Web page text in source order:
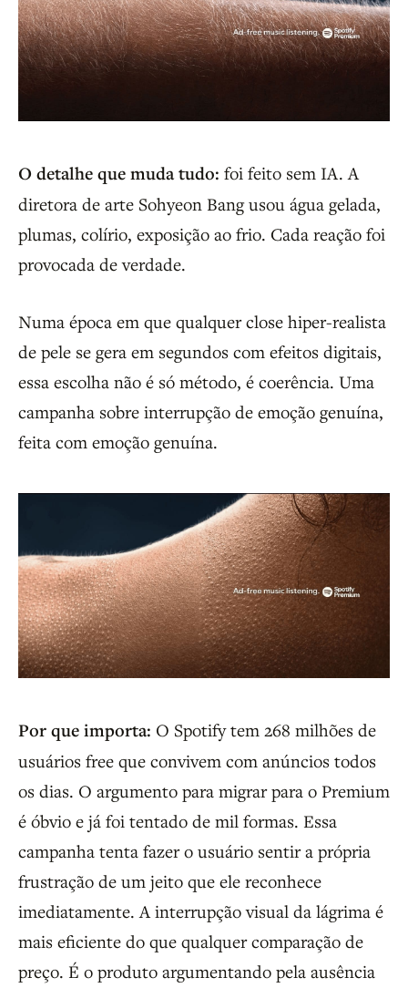
O detalhe que muda tudo: foi feito sem IA. A
diretora de arte Sohyeon Bang usou água gelada,
plumas, colírio, exposição ao frio. Cada reação foi
provocada de verdade.
Numa época em que qualquer close hiper-realista
de pele se gera em segundos com efeitos digitais,
essa escolha não é só método, é coerência. Uma
campanha sobre interrupção de emoção genuína,
feita com emoção genuína.
Por que importa: O Spotify tem 268 milhões de
usuários free que convivem com anúncios todos
os dias. O argumento para migrar para o Premium
é óbvio e já foi tentado de mil formas. Essa
campanha tenta fazer o usuário sentir a própria
frustração de um jeito que ele reconhece
imediatamente. A interrupção visual da lágrima é
mais eficiente do que qualquer comparação de
preço. É o produto argumentando pela ausência